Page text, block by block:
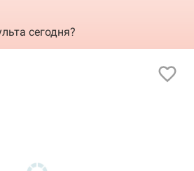
сегодня?